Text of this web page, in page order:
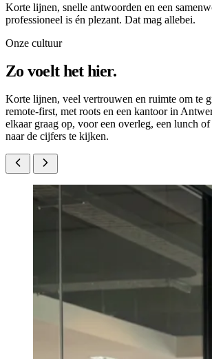
Korte lijnen, snelle antwoorden en een
professioneel is én plezant. Dat mag allebei.
Onze cultuur
Zo voelt het hier.
Korte lijnen, veel vertrouwen en ruimte om te
remote-first, met roots en een kantoor in
elkaar graag op, voor een overleg, een lunch
naar de cijfers te kijken.